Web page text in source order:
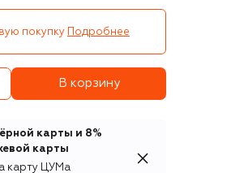
покупку Подробнее
В корзину
карты и 8%
карты
карту ЦУМа